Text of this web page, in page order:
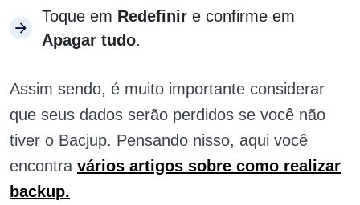
Toque em Redefinir e confirme em
Apagar tudo.
Assim sendo, é muito importante considerar
que seus dados serão perdidos se você não
tiver o Bacjup. Pensando nisso, aqui você
encontra vários artigos sobre como realizar
backup.